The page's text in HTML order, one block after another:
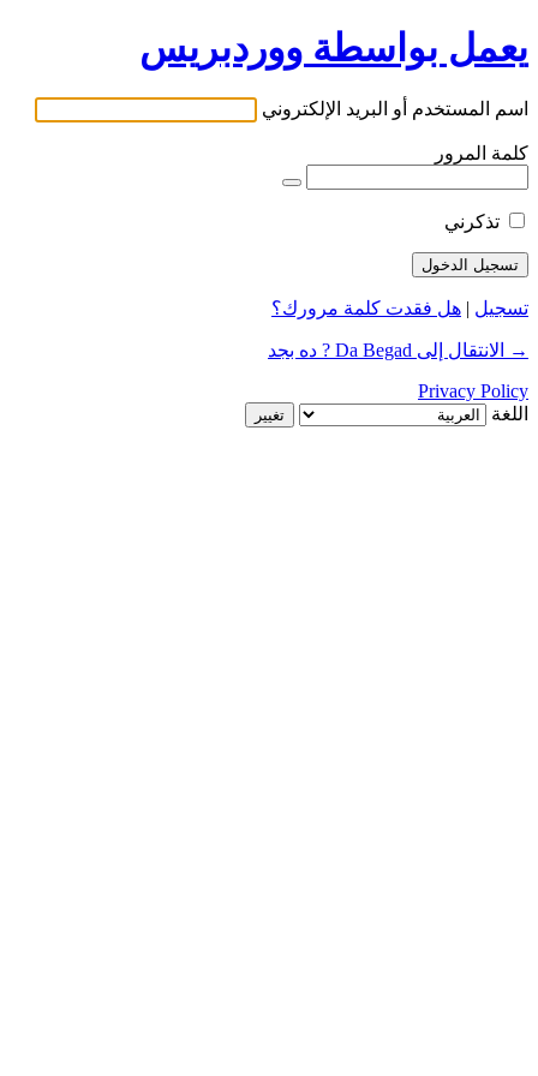
يعمل بواسطة ووردبريس
اسم المستخدم أو البريد الإلكتروني
كلمة المرور
تذكرني
تسجيل | هل فقدت كلمة مرورك؟
→ الانتقال إلى Da Begad ? ده بجد
Privacy Policy
اللغة